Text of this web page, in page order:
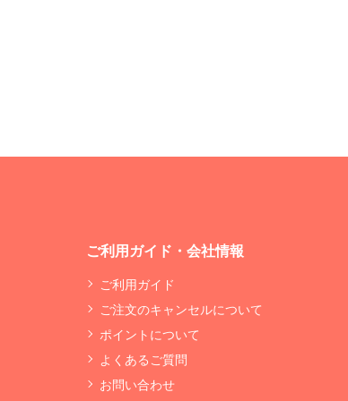
ご利用ガイド・会社情報
ご利用ガイド
ご注文のキャンセルについて
ポイントについて
よくあるご質問
お問い合わせ